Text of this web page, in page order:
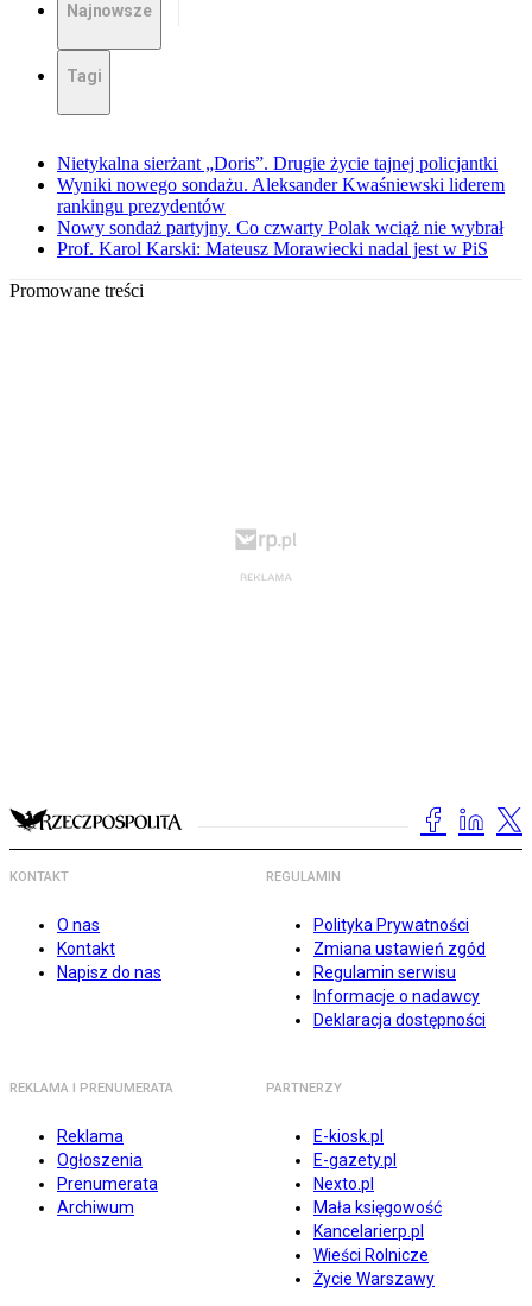
Najnowsze
Tagi
Nietykalna sierżant „Doris”. Drugie życie tajnej policjantki
Wyniki nowego sondażu. Aleksander Kwaśniewski liderem
rankingu prezydentów
Nowy sondaż partyjny. Co czwarty Polak wciąż nie wybrał
Prof. Karol Karski: Mateusz Morawiecki nadal jest w PiS
Promowane treści
KONTAKT
O nas
Kontakt
Napisz do nas
REGULAMIN
Polityka Prywatności
Zmiana ustawień zgód
Regulamin serwisu
Informacje o nadawcy
Deklaracja dostępności
REKLAMA I PRENUMERATA
Reklama
Ogłoszenia
Prenumerata
Archiwum
PARTNERZY
E-kiosk.pl
E-gazety.pl
Nexto.pl
Mała księgowość
Kancelarierp.pl
Wieści Rolnicze
Życie Warszawy